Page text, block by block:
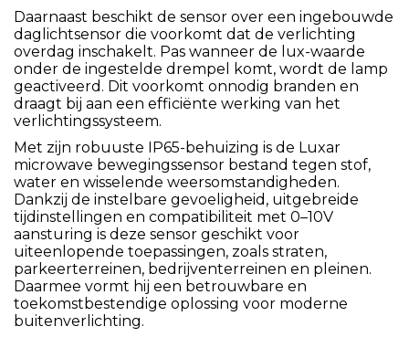
Daarnaast beschikt de sensor over een ingebouwde
daglichtsensor die voorkomt dat de verlichting
overdag inschakelt. Pas wanneer de lux-waarde
onder de ingestelde drempel komt, wordt de lamp
geactiveerd. Dit voorkomt onnodig branden en
draagt bij aan een efficiënte werking van het
verlichtingssysteem.
Met zijn robuuste IP65-behuizing is de Luxar
microwave bewegingssensor bestand tegen stof,
water en wisselende weersomstandigheden.
Dankzij de instelbare gevoeligheid, uitgebreide
tijdinstellingen en compatibiliteit met 0–10V
aansturing is deze sensor geschikt voor
uiteenlopende toepassingen, zoals straten,
parkeerterreinen, bedrijventerreinen en pleinen.
Daarmee vormt hij een betrouwbare en
toekomstbestendige oplossing voor moderne
buitenverlichting.